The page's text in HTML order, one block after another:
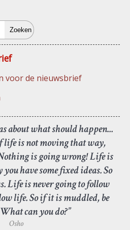
voor de nieuwsbrief
about what should happen...
life is not moving that way,
is going wrong! Life is
have some fixed ideas. So
Life is never going to follow
life. So if it is muddled, be
can you do?”
Osho